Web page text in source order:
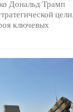
Дональд Трамп
цели.
ключевых